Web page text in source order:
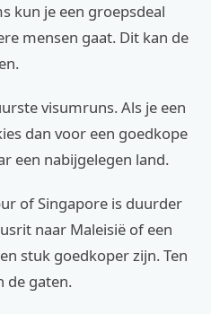
kun je een groepsdeal
mensen gaat. Dit kan de
visumruns. Als je een
dan voor een goedkope
een nabijgelegen land.
of Singapore is duurder
naar Maleisië of een
stuk goedkoper zijn. Ten
de gaten.